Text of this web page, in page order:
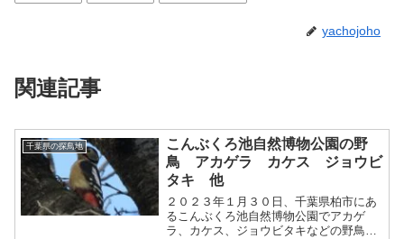
yachojoho
関連記事
千葉県の探鳥地
こんぶくろ池自然博物公園の野
鳥 アカゲラ カケス ジョウビ
タキ 他
２０２３年１月３０日、千葉県柏市にあ
るこんぶくろ池自然博物公園でアカゲ
ラ、カケス、ジョウビタキなどの野鳥を